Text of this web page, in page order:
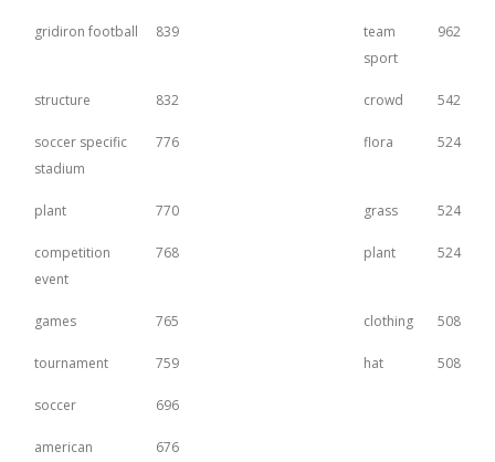
gridiron football 839
team
sport
962
structure 832 crowd 542
soccer specific
stadium
776 flora 524
plant 770 grass 524
competition
event
768 plant 524
games 765 clothing 508
tournament 759 hat 508
soccer 696
american
676